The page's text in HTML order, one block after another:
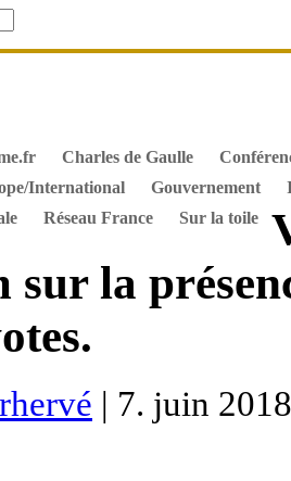
Charles de Gaulle
International Gouvernement
Réseau France Sur la toile
sur la
| 7. juin